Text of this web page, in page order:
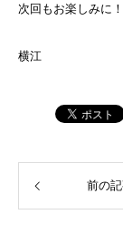
次回もお楽しみに！
横江
前の